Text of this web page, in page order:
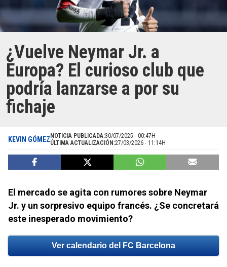
¿Vuelve Neymar Jr. a
Europa? El curioso club que
podría lanzarse a por su
fichaje
KEVIN GÓMEZ NOTICIA PUBLICADA:30/07/2025 - 00:47H
ÚLTIMA ACTUALIZACIÓN:27/03/2026 - 11:14H
El mercado se agita con rumores sobre Neymar
Jr. y un sorpresivo equipo francés. ¿Se concretará
este inesperado movimiento?
Ver calendario del FC Barcelona